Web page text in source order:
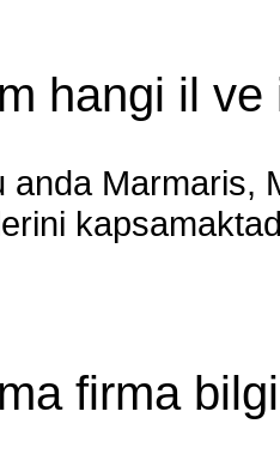
hangi il
anda Marmaris,
firma